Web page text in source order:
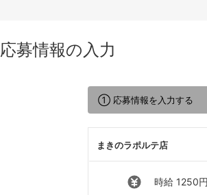
応募情報の入力
① 応募情報を入力する
まきのラポルテ店
時給 1250円